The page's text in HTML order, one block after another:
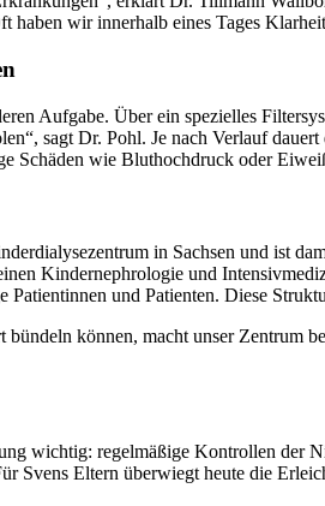
haben wir innerhalb eines Tages
Aufgabe. Über ein spezielles
sagt Dr. Pohl. Je nach Verlauf
Schäden wie Bluthochdruck oder
in Sachsen und ist
Kindernephrologie und
und Patienten. Diese
können, macht unser Zentrum
wichtig: regelmäßige Kontrollen der
Svens Eltern überwiegt heute die